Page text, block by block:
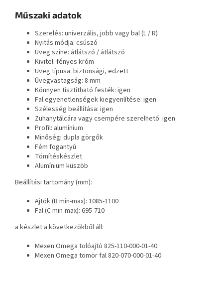
Műszaki adatok
Szerelés: univerzális, jobb vagy bal (L / R)
Nyitás módja: csúszó
Üveg színe: átlátszó / átlátszó
Kivitel: fényes króm
Üveg típusa: biztonsági, edzett
Üvegvastagság: 8 mm
Könnyen tisztítható festék: igen
Fal egyenetlenségek kiegyenlítése: igen
Szélesség beállítása: igen
Zuhanytálcára vagy csempére szerelhető: igen
Profil: alumínium
Minőségi dupla görgők
Fém fogantyú
Tömítéskészlet
Alumínium küszöb
Beállítási tartomány (mm):
Ajtók (B min-max): 1085-1100
Fal (C min-max): 695-710
a készlet a következőkből áll:
Mexen Omega tolóajtó 825-110-000-01-40
Mexen Omega tömör fal 820-070-000-01-40